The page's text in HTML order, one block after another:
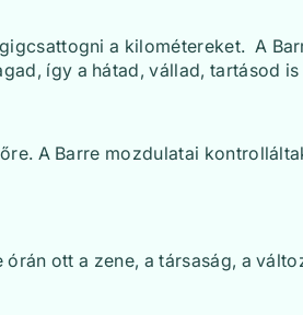
a kilométereket. A
így a hátad, vállad, tartásod
A Barre mozdulatai
ott a zene, a társaság, a